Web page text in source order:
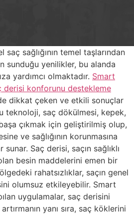
saç sağlığının temel taşlarından
sunduğu yenilikler, bu alanda
yardımcı olmaktadır. Smart
derisi konforunu destekleme
dikkat çeken ve etkili sonuçlar
teknoloji, saç dökülmesi, kepek,
çıkmak için geliştirilmiş olup,
ve sağlığının korunmasına
Saç derisi, saçın sağlıklı
besin maddelerini emen bir
rahatsızlıklar, saçın genel
olumsuz etkileyebilir. Smart
uygulamalar, saç derisini
yanı sıra, saç köklerini